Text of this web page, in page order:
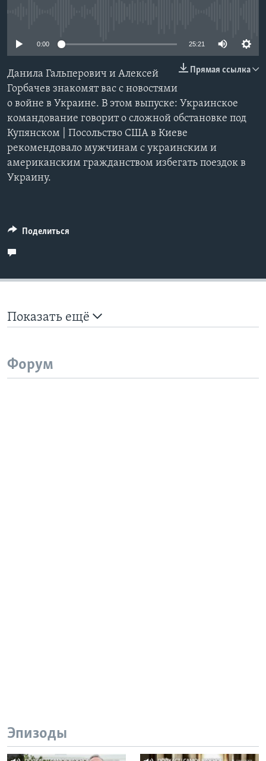
Языки
0:00 25:21
Прямая ссылка
Данила Гальперович и Алексей
Горбачев знакомят вас с новостями
о войне в Украине. В этом выпуске: Украинское
командование говорит о сложной обстановке под
Купянском | Посольство США в Киеве
рекомендовало мужчинам с украинским и
американским гражданством избегать поездок в
Украину.
Поделиться
Показать ещё
Форум
Эпизоды